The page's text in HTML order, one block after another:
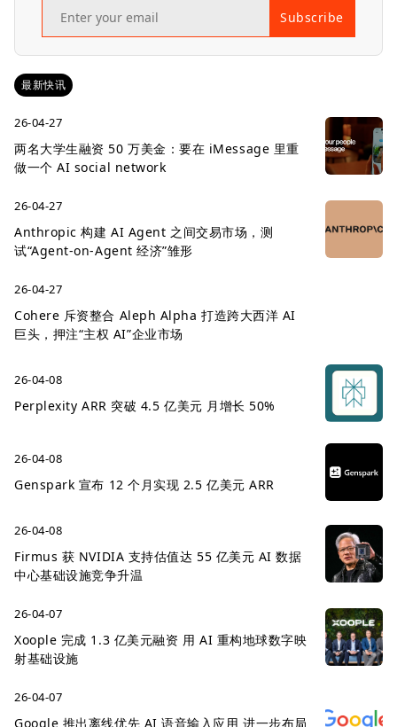
Subscribe
最新快讯
26-04-27
两名大学生融资 50 万美金：要在 iMessage 里重
做一个 AI social network
26-04-27
Anthropic 构建 AI Agent 之间交易市场，测
试“Agent-on-Agent 经济”雏形
26-04-27
Cohere 斥资整合 Aleph Alpha 打造跨大西洋 AI
巨头，押注“主权 AI”企业市场
26-04-08
Perplexity ARR 突破 4.5 亿美元 月增长 50%
26-04-08
Genspark 宣布 12 个月实现 2.5 亿美元 ARR
26-04-08
Firmus 获 NVIDIA 支持估值达 55 亿美元 AI 数据
中心基础设施竞争升温
26-04-07
Xoople 完成 1.3 亿美元融资 用 AI 重构地球数字映
射基础设施
26-04-07
Google 推出离线优先 AI 语音输入应用 进一步布局